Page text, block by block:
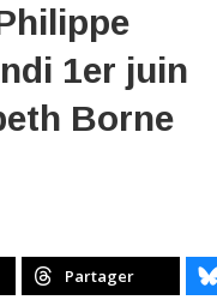
1er juin
Borne
Partager